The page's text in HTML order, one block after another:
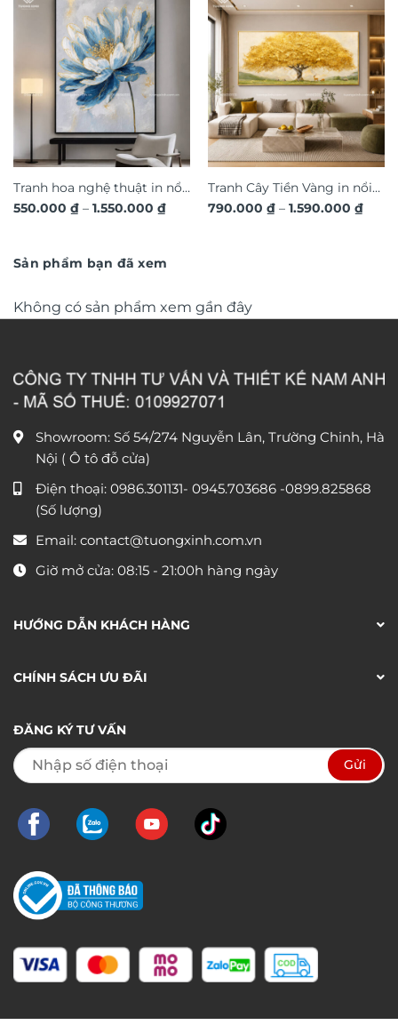
Tranh hoa nghệ thuật in nổi
3D hiệu ứng dát vàng sang
550.000 ₫ – 1.550.000 ₫Khoảng
1.550.000 ₫
Tranh Cây Tiền Vàng in nổi
3D dát vàng ánh kim sang
790.000 ₫ – 1.590.000 ₫
Sản phẩm bạn đã xem
Không có sản phẩm xem gần đây
Showroom: Số 54/274 Nguyễn Lân, Trường Chinh, Hà
Nội ( Ô tô đỗ cửa)
Điện thoại: 0986.301131- 0945.703686 -0899.825868
(Số lượng)
Email: contact@tuongxinh.com.vn
Giờ mở cửa: 08:15 - 21:00h hàng ngày
HƯỚNG DẪN KHÁCH HÀNG
CHÍNH SÁCH ƯU ĐÃI
ĐĂNG KÝ TƯ VẤN